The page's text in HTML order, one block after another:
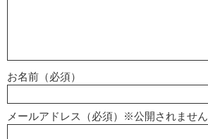
お名前（必須）
メールアドレス（必須）※公開されません